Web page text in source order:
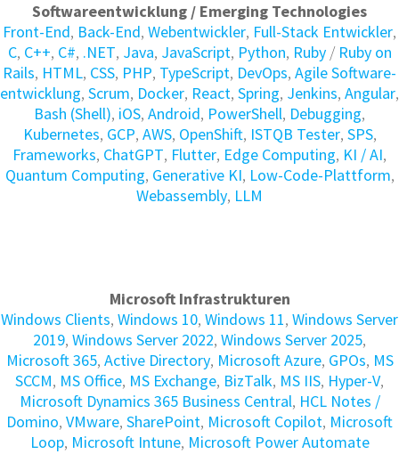
Softwareentwicklung / Emerging Technologies
Front-End, Back-End, Webentwickler, Full-Stack Entwickler,
C, C++, C#, .NET, Java, JavaScript, Python, Ruby/ Ruby on
Rails, HTML, CSS, PHP, TypeScript, DevOps, Agile Soft­ware­
ent­wick­lung, Scrum, Docker, React, Spring, Jenkins, Angular,
Bash (Shell), iOS, Android, PowerShell, Debugging,
Kubernetes, GCP, AWS, OpenShift, ISTQB Tester, SPS,
Frameworks, ChatGPT, Flutter, Edge Computing, KI / AI,
Quantum Computing, Generative KI, Low-Code-Plattform,
Webassembly, LLM
Microsoft Infrastrukturen
Windows Clients, Windows 10, Windows 11, Windows Server
2019, Windows Server 2022, Windows Server 2025,
Microsoft 365, Active Directory, Microsoft Azure, GPOs, MS
SCCM, MS Office, MS Exchange, BizTalk, MS IIS, Hyper-V,
Microsoft Dynamics 365 Business Central, HCL Notes /
Domino, VMware, SharePoint, Microsoft Copilot, Microsoft
Loop, Microsoft Intune, Microsoft Power Automate